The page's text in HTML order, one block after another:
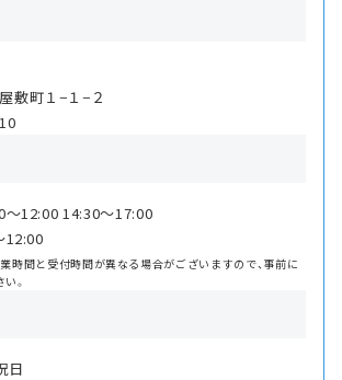
敷町１−１−２
12:00 14:30〜17:00
時間と受付時間が異なる場合がございますので、事前に
。
日